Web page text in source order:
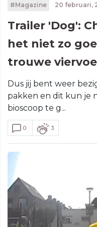
#Magazine 20 februari,
Trailer 'Dog':
het niet zo
trouwe
Dus jij bent weer
pakken en dit kun je
bioscoop te g...
0 3